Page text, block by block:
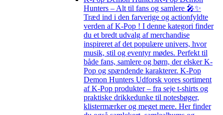
Hunters – Alt til fans og samlere 🎤✨
Træd ind i den farverige og actionfyldte
verden af K-Pop ! I denne kategori finder
du et bredt udvalg af merchandise
inspireret af det populære univers, hvor
musik, stil og eventyr mødes. Perfekt til
både fans, samlere og børn, der elsker K-
Pop og spændende karakterer. K-Pop
Demon Hunters Udforsk vores sortiment
af K-Pop produkter – fra seje t-shirts og
praktiske drikkedunke til notesbøger,
klistermærker og meget mere. Her finder